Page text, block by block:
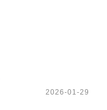
2026-01-29